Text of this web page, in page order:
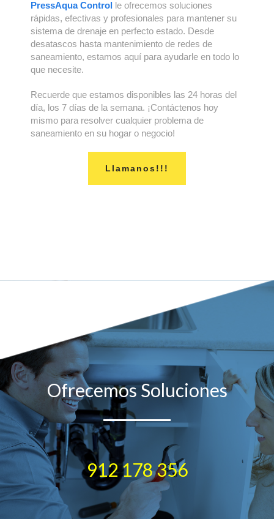
PressAqua Control le ofrecemos soluciones
rápidas, efectivas y profesionales para mantener su
sistema de drenaje en perfecto estado. Desde
desatascos hasta mantenimiento de redes de
saneamiento, estamos aquí para ayudarle en todo lo
que necesite.
Recuerde que estamos disponibles las 24 horas del
día, los 7 días de la semana. ¡Contáctenos hoy
mismo para resolver cualquier problema de
saneamiento en su hogar o negocio!
Llamanos!!!
Ofrecemos Soluciones
912 178 356